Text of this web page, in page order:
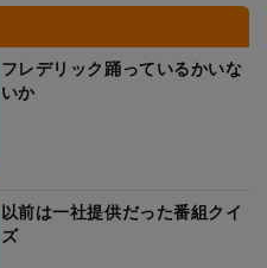
フレデリック踊っているかいな
いか
以前は一社提供だった番組クイ
ズ